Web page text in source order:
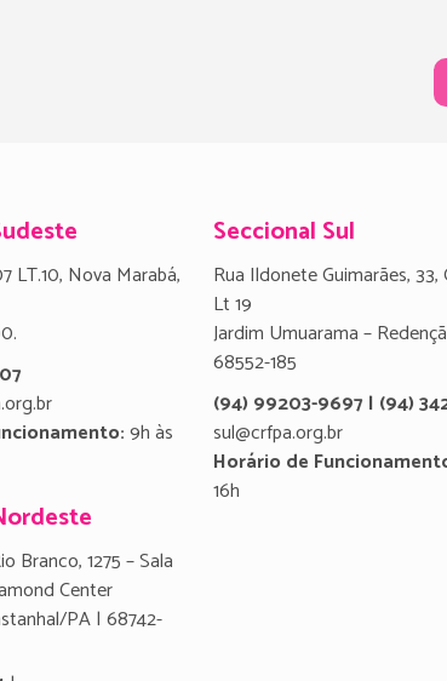
LT.10, Nova Marabá,
9h às
Branco, 1275 – Sala
Center
PA | 68742-
Seccional Sul
Rua Ildonete Guimarães,
Lt 19
Jardim Umuarama –
68552-185
(94) 99203-9697 | (94)
sul@crfpa.org.br
Horário de
16h